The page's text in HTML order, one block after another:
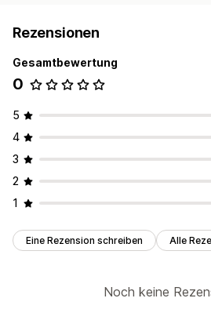
Rezensionen
Gesamtbewertung
0
5
4
3
2
1
Eine Rezension schreiben Alle
Noch keine